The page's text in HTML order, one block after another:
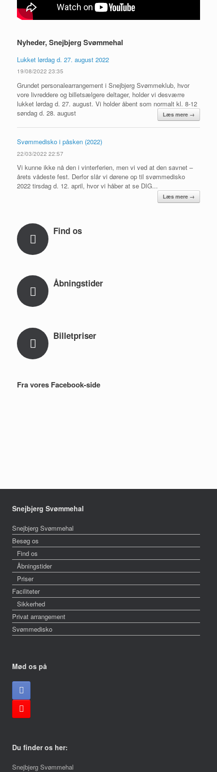
Nyheder, Snejbjerg Svømmehal
Lukket lørdag d. 27. august 2022
19/08/2022 23:35
Grundet personalearrangement i Snejbjerg Svømmeklub, hvor
vore livreddere og billetsælgere deltager, holder vi desværre
lukket lørdag d. 27. august. Vi holder åbent som normalt kl. 8-12
søndag d. 28. august
Læs mere →
Svømmedisko i påsken (2022)
22/03/2022 22:57
Vi kunne ikke nå den i vinterferien, men vi ved at den savnet –
årets vådeste fest. Derfor slår vi dørene op til svømmedisko
2022 tirsdag d. 12. april, hvor vi håber at se DIG...
Læs mere →
Find os
Åbningstider
Billetpriser
Fra vores Facebook-side
Snejbjerg Svømmehal
Snejbjerg Svømmehal
Besøg os
Find os
Åbningstider
Priser
Faciliteter
Sikkerhed
Privat arrangement
Svømmedisko
Mød os på
Du finder os her:
Snejbjerg Svømmehal